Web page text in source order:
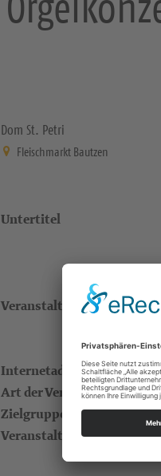
Dom St. Petri
Fleischmarkt Bautzen
Untertitel
Veranstaltungsort
Internetadresse
Art der Veranstaltung
Zielgruppe
Veranstalter